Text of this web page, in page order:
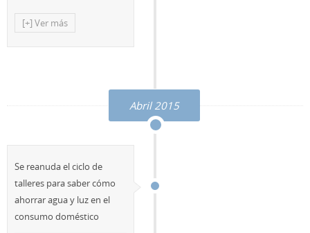
[+] Ver más
Abril 2015
Se reanuda el ciclo de
talleres para saber cómo
ahorrar agua y luz en el
consumo doméstico